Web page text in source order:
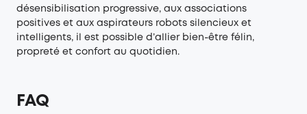
désensibilisation progressive, aux associations
positives et aux aspirateurs robots silencieux et
intelligents, il est possible d’allier bien-être félin,
propreté et confort au quotidien.
FAQ